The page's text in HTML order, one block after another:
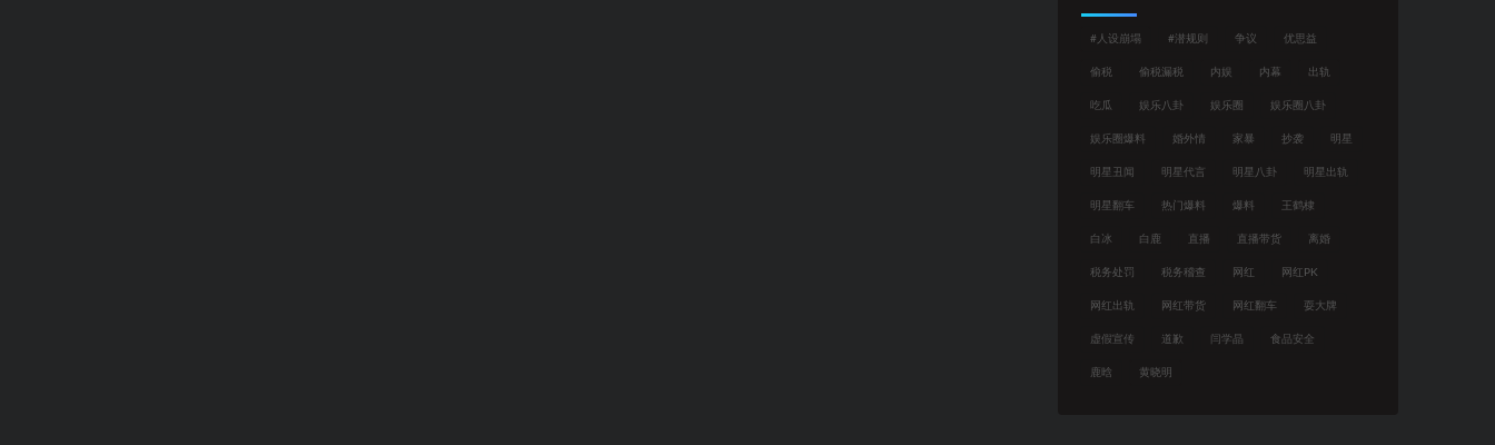
#人设崩塌 #潜规则 争议 优思益
偷税 偷税漏税 内娱 内幕 出轨
吃瓜 娱乐八卦 娱乐圈 娱乐圈八卦
娱乐圈爆料 婚外情 家暴 抄袭 明星
明星丑闻 明星代言 明星八卦 明星出轨
明星翻车 热门爆料 爆料 王鹤棣
白冰 白鹿 直播 直播带货 离婚
税务处罚 税务稽查 网红 网红PK
网红出轨 网红带货 网红翻车 耍大牌
虚假宣传 道歉 闫学晶 食品安全
鹿晗 黄晓明